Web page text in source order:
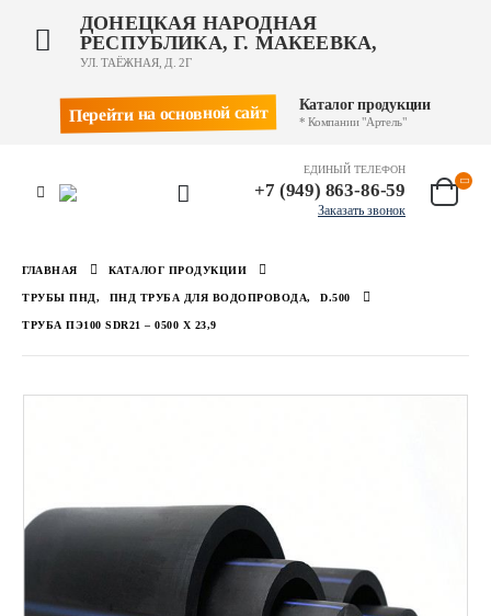
ДОНЕЦКАЯ НАРОДНАЯ
РЕСПУБЛИКА, Г. МАКЕЕВКА,
УЛ. ТАЁЖНАЯ, Д. 2Г
Перейти на основной сайт Каталог продукции
* Компании "Артель"
ЕДИНЫЙ ТЕЛЕФОН
+7 (949) 863-86-59
Заказать звонок
ГЛАВНАЯ КАТАЛОГ ПРОДУКЦИИ
ТРУБЫ ПНД, ПНД ТРУБА ДЛЯ ВОДОПРОВОДА, D.500
ТРУБА ПЭ100 SDR21 – 0500 Х 23,9